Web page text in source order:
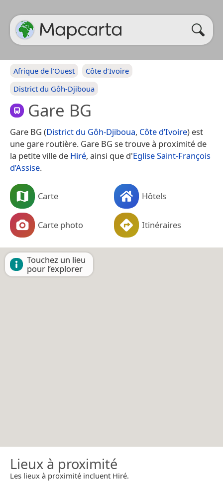
Afrique de l’Ouest
Côte d’Ivoire
District du Gôh-Djiboua
Gare BG
Gare BG (District du Gôh-Djiboua, Côte d’Ivoire) est
une gare routière. Gare BG se trouve à proximité de
la petite ville de Hiré, ainsi que d'Eglise Saint-François
d’Assise.
Carte Hôtels
Carte photo Itinéraires
Touchez un lieu
pour l’explorer
Lieux à proximité
Les lieux à proximité incluent Hiré.